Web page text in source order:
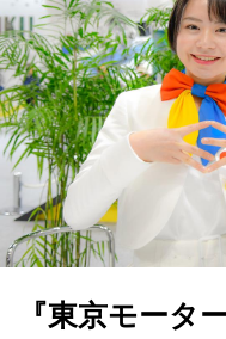
『東京モータ